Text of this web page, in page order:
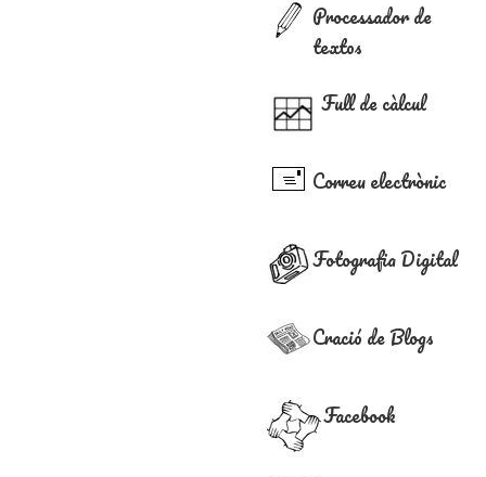
Processador de
textos
Full de càlcul
Correu electrònic
Fotografia Digital
Cració de Blogs
Facebook